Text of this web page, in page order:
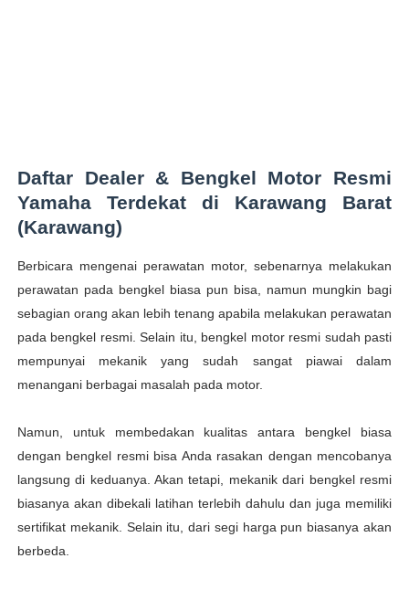
Daftar Dealer & Bengkel Motor Resmi
Yamaha Terdekat di Karawang Barat
(Karawang)
Berbicara mengenai perawatan motor, sebenarnya melakukan
perawatan pada bengkel biasa pun bisa, namun mungkin bagi
sebagian orang akan lebih tenang apabila melakukan perawatan
pada bengkel resmi. Selain itu, bengkel motor resmi sudah pasti
mempunyai mekanik yang sudah sangat piawai dalam
menangani berbagai masalah pada motor.
Namun, untuk membedakan kualitas antara bengkel biasa
dengan bengkel resmi bisa Anda rasakan dengan mencobanya
langsung di keduanya. Akan tetapi, mekanik dari bengkel resmi
biasanya akan dibekali latihan terlebih dahulu dan juga memiliki
sertifikat mekanik. Selain itu, dari segi harga pun biasanya akan
berbeda.